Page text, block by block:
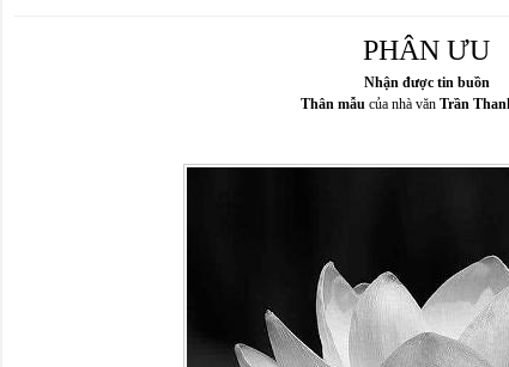
PHÂN ƯU
Nhận được tin buồn
Thân mẫucủa nhà văn Trần